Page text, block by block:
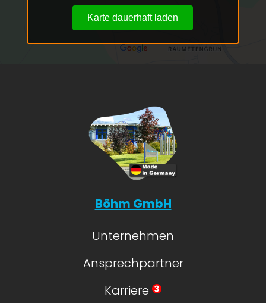
Karte dauerhaft laden
Böhm GmbH
Unternehmen
Ansprechpartner
Karriere